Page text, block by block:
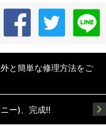
と簡単な修理方法をご
ー)、完成!!